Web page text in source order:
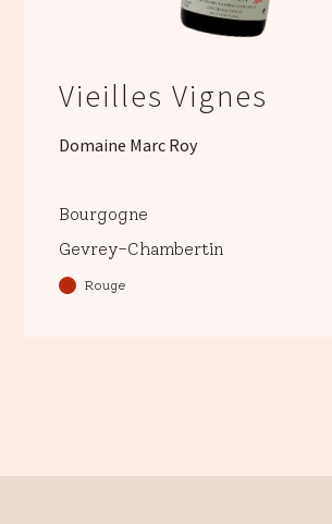
Vieilles Vignes
Domaine Marc Roy
Bourgogne
Gevrey-Chambertin
Rouge